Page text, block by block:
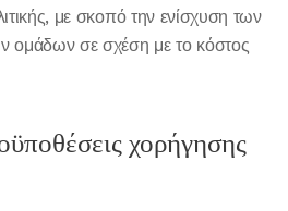
με σκοπό την ενίσχυση των
ομάδων σε σχέση με το κόστος
χορήγησης